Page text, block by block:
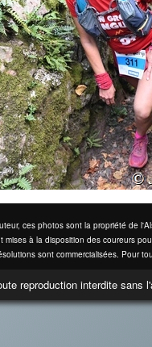
ces photos sont la propriété de
à la disposition des coureurs
sont commercialisées. Pour
reproduction interdite sans